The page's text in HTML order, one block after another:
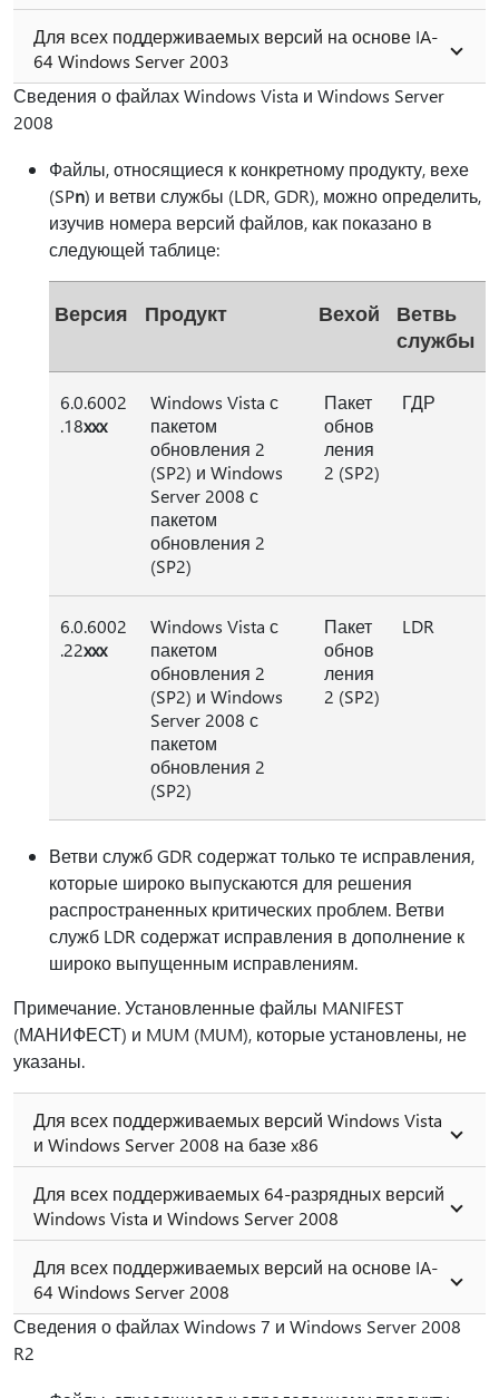
Для всех поддерживаемых версий на основе IA-
64 Windows Server 2003
Сведения о файлах Windows Vista и Windows Server
2008
Файлы, относящиеся к конкретному продукту, вехе
(SPn) и ветви службы (LDR, GDR), можно определить,
изучив номера версий файлов, как показано в
следующей таблице:
Версия Продукт Вехой
Ветвь
службы
6.0.6002
.18xxx
Windows Vista с
пакетом
обновления 2
(SP2) и Windows
Server 2008 с
пакетом
обновления 2
(SP2)
Пакет
обнов
ления
2 (SP2)
ГДР
6.0.6002
.22xxx
Windows Vista с
пакетом
обновления 2
(SP2) и Windows
Server 2008 с
пакетом
обновления 2
(SP2)
Пакет
обнов
ления
2 (SP2)
LDR
Ветви служб GDR содержат только те исправления,
которые широко выпускаются для решения
распространенных критических проблем. Ветви
служб LDR содержат исправления в дополнение к
широко выпущенным исправлениям.
Примечание. Установленные файлы MANIFEST
(МАНИФЕСТ) и MUM (MUM), которые установлены, не
указаны.
Для всех поддерживаемых версий Windows Vista
и Windows Server 2008 на базе x86
Для всех поддерживаемых 64-разрядных версий
Windows Vista и Windows Server 2008
Для всех поддерживаемых версий на основе IA-
64 Windows Server 2008
Сведения о файлах Windows 7 и Windows Server 2008
R2